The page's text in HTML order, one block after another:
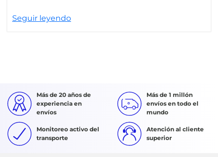
Seguir leyendo
Más de 20 años de
experiencia en
envíos
Más de 1 millón
envíos en todo el
mundo
Monitoreo activo del
transporte
Atención al cliente
superior